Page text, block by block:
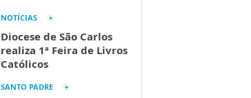
NOTÍCIAS
Diocese de São Carlos
realiza 1ª Feira de Livros
Católicos
SANTO PADRE